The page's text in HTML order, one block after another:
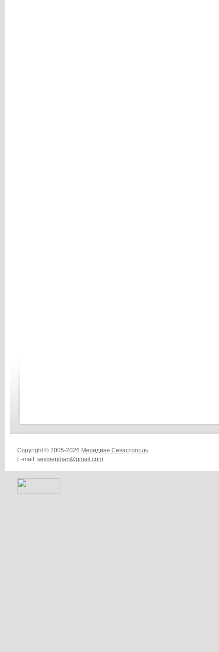
Copyright © 2005-2026 Меридиан Севастополь
E-mail: sevmeridian@gmail.com